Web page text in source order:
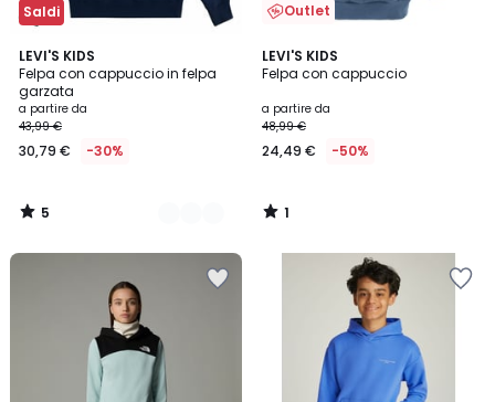
Saldi
LEVI'S KIDS
Felpa con cappuccio in felpa
garzata
a partire da
43,99 €
30,79 € -30%
5
/
5
2
Colori
5
/
Outlet
LEVI'S KIDS
Felpa con cappuccio
a partire da
48,99 €
24,49 € -50%
1
/
1
/